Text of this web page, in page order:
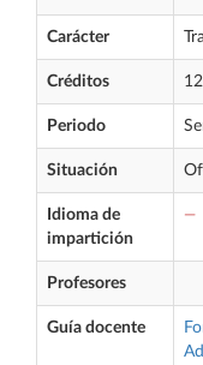
Carácter
Créditos
Periodo
Situación
Idioma de
impartición
—
Profesores
Guía docente